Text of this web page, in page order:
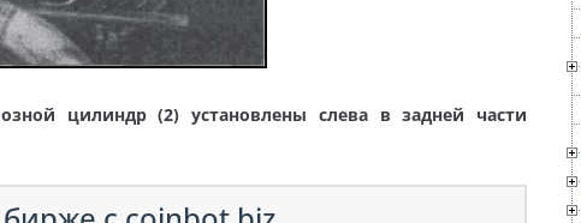
цилиндр (2) установлены слева в задней части